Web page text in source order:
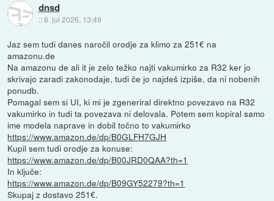
dnsd
::6. jul 2026, 13:49
Jaz sem tudi danes naročil orodje za klimo za 251€ na
amazonu.de
Na amazonu de ali it je zelo težko najti vakumirko za R32 ker jo
skrivajo zaradi zakonodaje, tudi če jo najdeš izpiše, da ni nobenih
ponudb.
Pomagal sem si UI, ki mi je zgeneriral direktno povezavo na R32
vakumirko in tudi ta povezava ni delovala. Potem sem kopiral samo
ime modela naprave in dobil točno to vakumirko
https://www.amazon.de/dp/B0GLFH7GJH
Kupil sem tudi orodje za konuse:
https://www.amazon.de/dp/B00JRD0QAA?th=1
In ključe:
https://www.amazon.de/dp/B09GY52279?th=1
Skupaj z dostavo 251€.